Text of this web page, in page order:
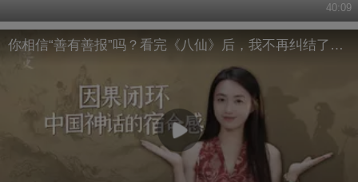
40:09
你相信“善有善报”吗？看完《八仙》后，我不再纠结了…